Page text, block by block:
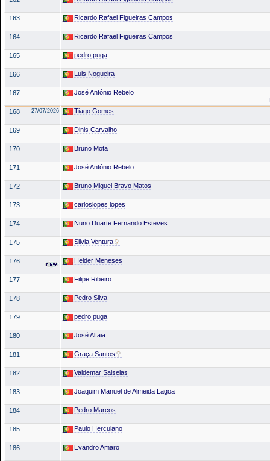
163 Ricardo Rafael Figueiras Campos
164 Ricardo Rafael Figueiras Campos
165 pedro puga
166 Luis Nogueira
167 José António Rebelo
168 27/07/2026 Tiago Gomes
169 Dinis Carvalho
170 Bruno Mota
171 José António Rebelo
172 Bruno Miguel Bravo Matos
173 carloslopes lopes
174 Nuno Duarte Fernando Esteves
175 Silvia Ventura
176 Helder Meneses
177 Filipe Ribeiro
178 Pedro Silva
179 pedro puga
180 José Alfaia
181 Graça Santos
182 Valdemar Salselas
183 Joaquim Manuel de Almeida Lagoa
184 Pedro Marcos
185 Paulo Herculano
186 Evandro Amaro